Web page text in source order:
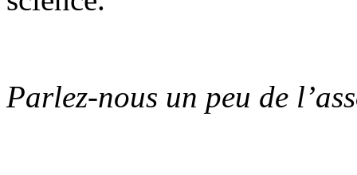
Parlez-nous un peu de